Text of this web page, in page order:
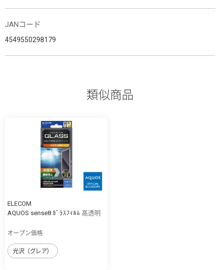
JANコード
4549550298179
類似商品
ELECOM
AQUOS sense8 ｶﾞﾗｽﾌｨﾙﾑ 高透明
オープン価格
光沢（グレア）